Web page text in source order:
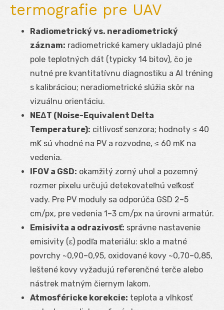
termografie pre UAV
Radiometrický vs. neradiometrický
záznam: radiometrické kamery ukladajú plné
pole teplotných dát (typicky 14 bitov), čo je
nutné pre kvantitatívnu diagnostiku a AI tréning
s kalibráciou; neradiometrické slúžia skôr na
vizuálnu orientáciu.
NEΔT (Noise-Equivalent Delta
Temperature): citlivosť senzora; hodnoty ≤ 40
mK sú vhodné na PV a rozvodne, ≤ 60 mK na
vedenia.
IFOV a GSD: okamžitý zorný uhol a pozemný
rozmer pixelu určujú detekovateľnú veľkosť
vady. Pre PV moduly sa odporúča GSD 2–5
cm/px, pre vedenia 1–3 cm/px na úrovni armatúr.
Emisivita a odrazivosť: správne nastavenie
emisivity (ε) podľa materiálu: sklo a matné
povrchy ~0,90–0,95, oxidované kovy ~0,70–0,85,
leštené kovy vyžadujú referenčné terče alebo
nástrek matným čiernym lakom.
Atmosféricke korekcie: teplota a vlhkosť